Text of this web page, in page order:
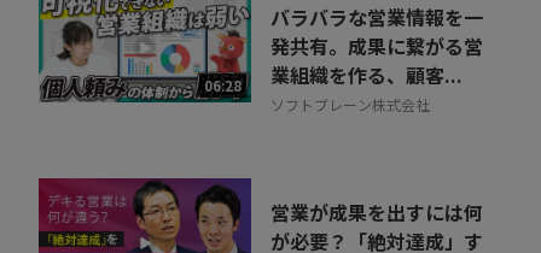
06:28
バラバラな営業情報を一
発共有。成果に繋がる営
業組織を作る、顧客...
ソフトブレーン株式会社
営業が成果を出すには何
が必要？「絶対達成」す